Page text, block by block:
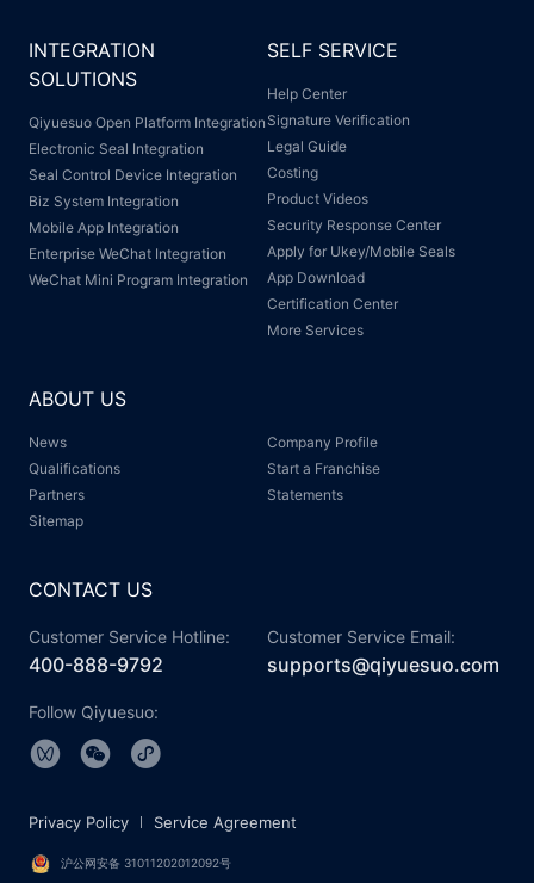
INTEGRATION
SOLUTIONS
Qiyuesuo Open Platform Integration
Electronic Seal Integration
Seal Control Device Integration
Biz System Integration
Mobile App Integration
Enterprise WeChat Integration
WeChat Mini Program Integration
SELF SERVICE
Help Center
Signature Verification
Legal Guide
Costing
Product Videos
Security Response Center
Apply for Ukey/Mobile Seals
App Download
Certification Center
More Services
ABOUT US
News
Company Profile
Qualifications
Start a Franchise
Partners
Statements
Sitemap
CONTACT US
Customer Service Hotline:
400-888-9792
Customer Service Email:
supports@qiyuesuo.com
Follow Qiyuesuo:
沪公网安备 31011202012092号
Privacy Policy Service Agreement